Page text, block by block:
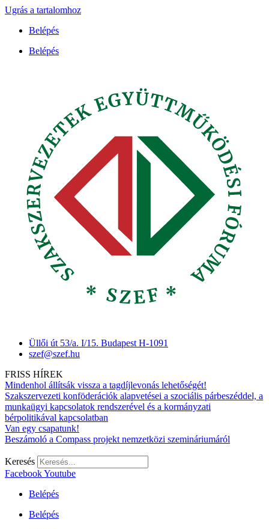
Ugrás a tartalomhoz
Belépés
Belépés
Üllői út 53/a. I/15. Budapest H-1091
szef@szef.hu
FRISS HÍREK
Mindenhol állítsák vissza a tagdíjlevonás lehetőségét!
Szakszervezeti konföderációk alapvetései a szociális párbeszéddel, a
munkaügyi kapcsolatok rendszerével és a kormányzati
bérpolitikával kapcsolatban
Van egy csapatunk!
Beszámoló a Compass projekt nemzetközi szemináriumáról
Keresés
FacebookYoutube
Belépés
Belépés